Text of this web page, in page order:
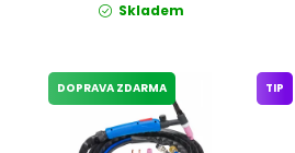
Skladem
DOPRAVA ZDARMA TIP